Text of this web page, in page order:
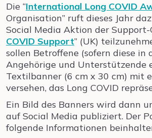
Die “International Long COVID
Organisation” ruft dieses Jahr
Social Media Aktion der Support-
COVID Support” (UK)
sollen Betroffene (sofern diese in
Angehörige und Unterstützende
Textilbanner (6 cm x 30 cm) mit
versehen, das Long COVID
Ein Bild des Banners wird dann
auf Social Media publiziert. Der
folgende Informationen